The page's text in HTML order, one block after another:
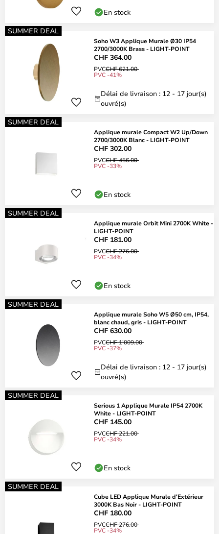
En stock
SUMMER DEAL
Soho W3 Applique Murale Ø30 IP54
2700/3000K Brass - LIGHT-POINT
CHF 364.00
PVCCHF 621.00
PVC -41%
Délai de livraison : 12 - 17 jour(s)
ouvré(s)
SUMMER DEAL
Applique murale Compact W2 Up/Down
2700/3000K Blanc - LIGHT-POINT
CHF 302.00
PVCCHF 456.00
PVC -33%
En stock
SUMMER DEAL
Applique murale Orbit Mini 2700K White -
LIGHT-POINT
CHF 181.00
PVCCHF 276.00
PVC -34%
En stock
SUMMER DEAL
Applique murale Soho W5 Ø50 cm, IP54,
blanc chaud, gris - LIGHT-POINT
CHF 630.00
PVCCHF 1’009.00
PVC -37%
Délai de livraison : 12 - 17 jour(s)
ouvré(s)
SUMMER DEAL
Serious 1 Applique Murale IP54 2700K
White - LIGHT-POINT
CHF 145.00
PVCCHF 221.00
PVC -34%
En stock
SUMMER DEAL
Cube LED Applique Murale d'Extérieur
3000K Bas Noir - LIGHT-POINT
CHF 180.00
PVCCHF 276.00
PVC -34%